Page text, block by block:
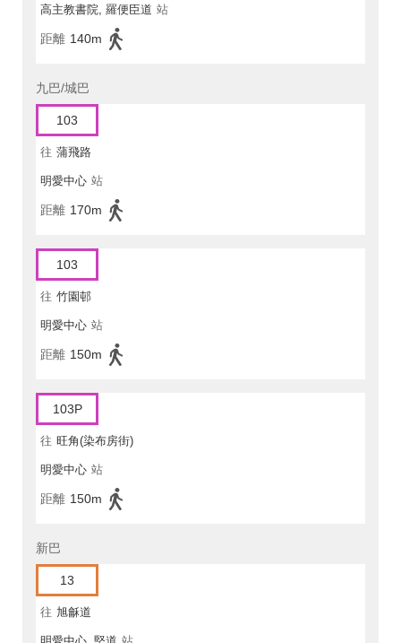
高主教書院, 羅便臣道 站
距離 140m
九巴/城巴
103
往 蒲飛路
明愛中心 站
距離 170m
103
往 竹園邨
明愛中心 站
距離 150m
103P
往 旺角(染布房街)
明愛中心 站
距離 150m
新巴
13
往 旭龢道